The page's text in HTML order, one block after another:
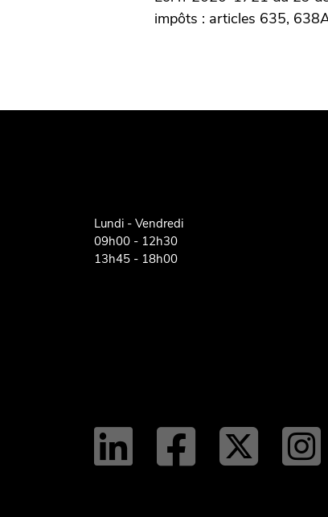
impôts : articles 635,
Lundi - Vendredi
09h00 - 12h30
13h45 - 18h00